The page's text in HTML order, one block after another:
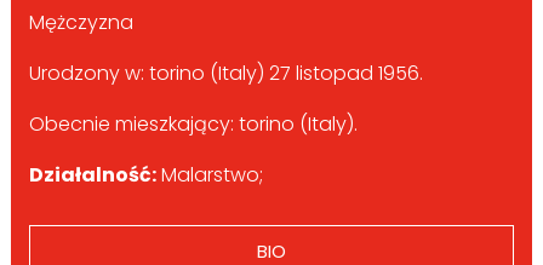
Mężczyzna
Urodzony w: torino (Italy) 27 listopad 1956.
Obecnie mieszkający: torino (Italy).
Działalność:Malarstwo;
BIO